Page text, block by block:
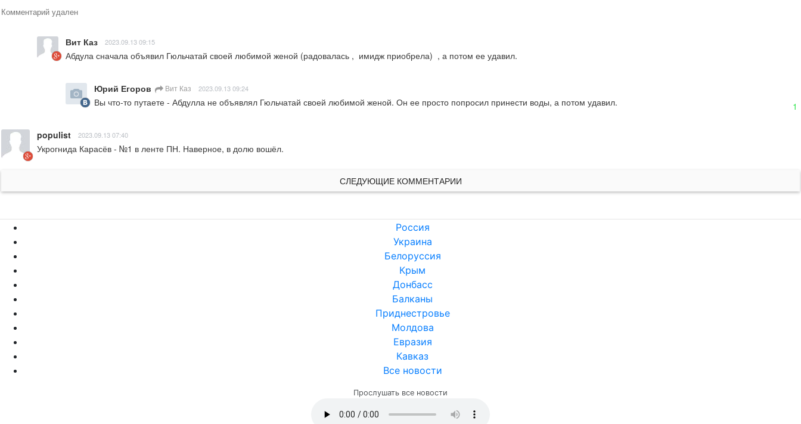
Комментарий удален
Вит Каз 2023.09.13 09:15
Абдула сначала объявил Гюльчатай своей любимой женой (радовалась ,  имидж приобрела)  , а потом ее удавил.
Юрий Егоров Вит Каз 2023.09.13 09:24
Вы что-то путаете - Абдулла не объявлял Гюльчатай своей любимой женой. Он ее просто попросил принести воды, а потом удавил. 1
populist 2023.09.13 07:40
Укрогнида Карасёв - №1 в ленте ПН. Наверное, в долю вошёл.
СЛЕДУЮЩИЕ КОММЕНТАРИИ
Россия
Украина
Белоруссия
Крым
Донбасс
Балканы
Приднестровье
Молдова
Евразия
Кавказ
Все новости
Прослушать все новости